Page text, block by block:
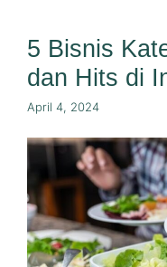
5 Bisnis
dan Hits di
April 4, 2024